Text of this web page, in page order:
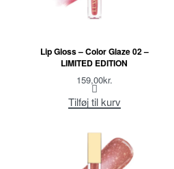
Lip Gloss – Color Glaze 02 –
LIMITED EDITION
159,00kr.
Tilføj til kurv